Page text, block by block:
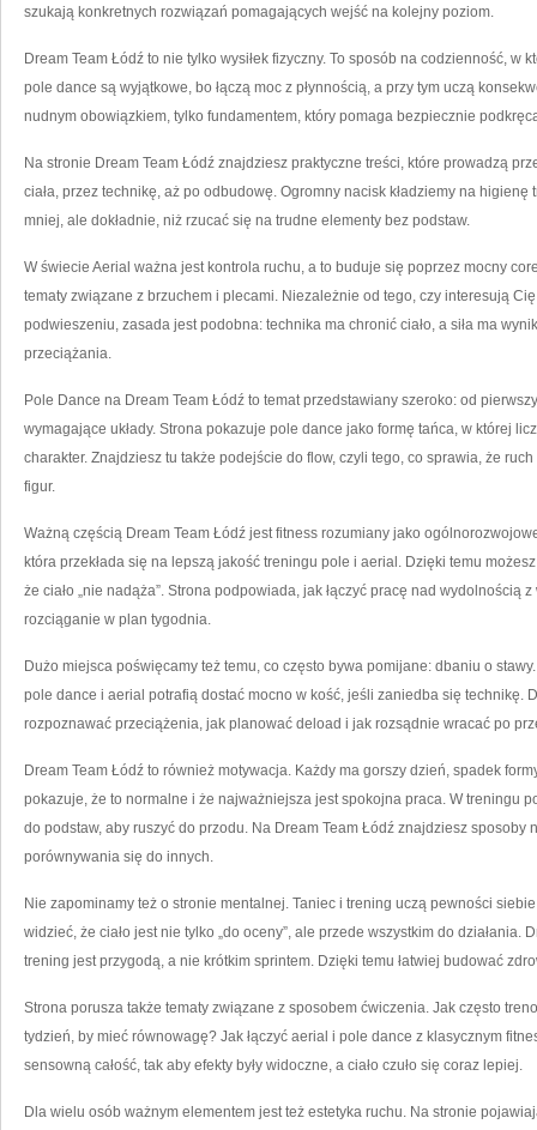
szukają konkretnych rozwiązań pomagających wejść na kolejny poziom.
Dream Team Łódź to nie tylko wysiłek fizyczny. To sposób na codzienność, w
pole dance są wyjątkowe, bo łączą moc z płynnością, a przy tym uczą
nudnym obowiązkiem, tylko fundamentem, który pomaga bezpiecznie
Na stronie Dream Team Łódź znajdziesz praktyczne treści, które prowadzą
ciała, przez technikę, aż po odbudowę. Ogromny nacisk kładziemy na
mniej, ale dokładnie, niż rzucać się na trudne elementy bez podstaw.
W świecie Aerial ważna jest kontrola ruchu, a to buduje się poprzez mocny
tematy związane z brzuchem i plecami. Niezależnie od tego, czy interesują
podwieszeniu, zasada jest podobna: technika ma chronić ciało, a siła ma
przeciążania.
Pole Dance na Dream Team Łódź to temat przedstawiany szeroko: od
wymagające układy. Strona pokazuje pole dance jako formę tańca, w której
charakter. Znajdziesz tu także podejście do flow, czyli tego, co sprawia, że
figur.
Ważną częścią Dream Team Łódź jest fitness rozumiany jako
która przekłada się na lepszą jakość treningu pole i aerial. Dzięki temu
że ciało „nie nadąża”. Strona podpowiada, jak łączyć pracę nad wydolnością
rozciąganie w plan tygodnia.
Dużo miejsca poświęcamy też temu, co często bywa pomijane: dbaniu o
pole dance i aerial potrafią dostać mocno w kość, jeśli zaniedba się technikę.
rozpoznawać przeciążenia, jak planować deload i jak rozsądnie wracać po
Dream Team Łódź to również motywacja. Każdy ma gorszy dzień, spadek
pokazuje, że to normalne i że najważniejsza jest spokojna praca. W treningu
do podstaw, aby ruszyć do przodu. Na Dream Team Łódź znajdziesz sposoby
porównywania się do innych.
Nie zapominamy też o stronie mentalnej. Taniec i trening uczą pewności
widzieć, że ciało jest nie tylko „do oceny”, ale przede wszystkim do działania.
trening jest przygodą, a nie krótkim sprintem. Dzięki temu łatwiej budować
Strona porusza także tematy związane z sposobem ćwiczenia. Jak często
tydzień, by mieć równowagę? Jak łączyć aerial i pole dance z klasycznym
sensowną całość, tak aby efekty były widoczne, a ciało czuło się coraz lepiej.
Dla wielu osób ważnym elementem jest też estetyka ruchu. Na stronie